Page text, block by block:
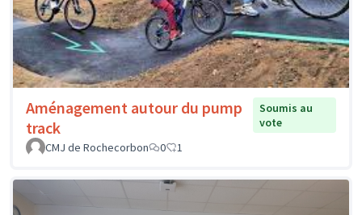
Aménagement autour du pump
track
Soumis au
vote
CMJ de Rochecorbon
0 1